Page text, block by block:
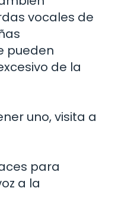
vocales de
pueden
de la
uno, visita a
para
a la